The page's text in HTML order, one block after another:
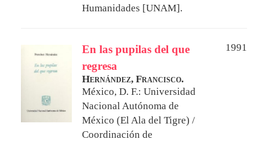
Humanidades [UNAM].
En las pupilas del que
regresa
1991
Hernández, Francisco.
México, D. F.: Universidad
Nacional Autónoma de
México (El Ala del Tigre) /
Coordinación de